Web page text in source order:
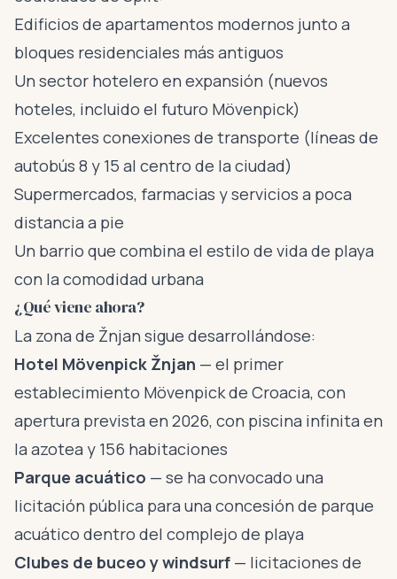
Edificios de apartamentos modernos junto a
bloques residenciales más antiguos
Un sector hotelero en expansión (nuevos
hoteles, incluido el futuro Mövenpick)
Excelentes conexiones de transporte (líneas de
autobús 8 y 15 al centro de la ciudad)
Supermercados, farmacias y servicios a poca
distancia a pie
Un barrio que combina el estilo de vida de playa
con la comodidad urbana
¿Qué viene ahora?
La zona de Žnjan sigue desarrollándose:
Hotel Mövenpick Žnjan — el primer
establecimiento Mövenpick de Croacia, con
apertura prevista en 2026, con piscina infinita en
la azotea y 156 habitaciones
Parque acuático — se ha convocado una
licitación pública para una concesión de parque
acuático dentro del complejo de playa
Clubes de buceo y windsurf — licitaciones de